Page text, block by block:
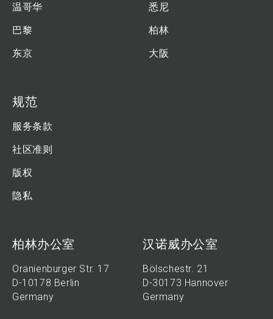
温哥华
悉尼
巴黎
柏林
东京
大阪
规范
服务条款
社区准则
版权
隐私
柏林办公室
Oranienburger Str. 17
D-10178 Berlin
Germany
汉诺威办公室
Bölschestr. 21
D-30173 Hannover
Germany